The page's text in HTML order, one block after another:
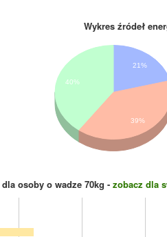
Wykres źródeł
21%
40%
39%
dla osoby o wadze 70kg - zobacz dla